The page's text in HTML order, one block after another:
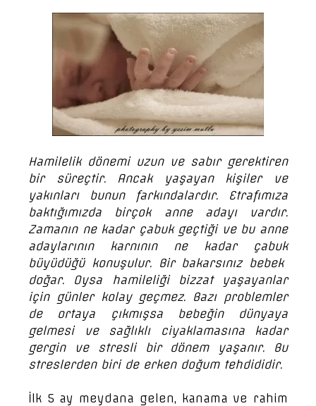
Hamilelik dönemi uzun ve sabır gerektiren
bir süreçtir. Ancak yaşayan kişiler ve
yakınları bunun farkındalardır. Etrafımıza
baktığımızda birçok anne adayı vardır.
Zamanın ne kadar çabuk geçtiği ve bu anne
adaylarının karnının ne kadar çabuk
büyüdüğü konuşulur. Bir bakarsınız bebek
doğar. Oysa hamileliği bizzat yaşayanlar
için günler kolay geçmez. Bazı problemler
de ortaya çıkmışsa bebeğin dünyaya
gelmesi ve sağlıklı ciyaklamasına kadar
gergin ve stresli bir dönem yaşanır. Bu
streslerden biri de erken doğum tehdididir.
İlk 5 ay meydana gelen, kanama ve rahim